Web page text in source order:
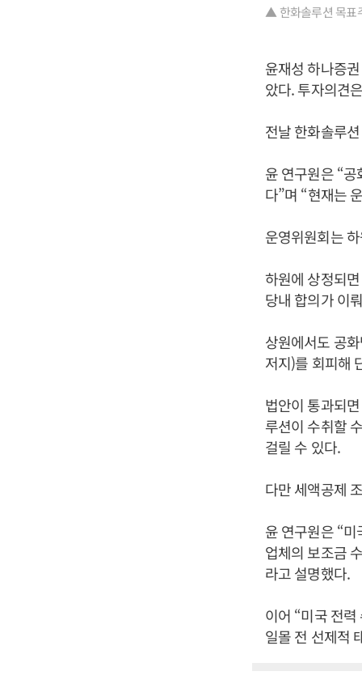
▲ 한화솔루션 목표
윤재성 하나증
았다. 투자의견
전날 한화솔루
윤 연구원은 “
다”며 “현재는
운영위원회는
하원에 상정되
당내 합의가 이
상원에서도 공
저지)를 회피해
법안이 통과되
루션이 수취할
걸릴 수 있다.
다만 세액공제
윤 연구원은 “
업체의 보조금
라고 설명했다.
이어 “미국 전
일몰 전 선제적